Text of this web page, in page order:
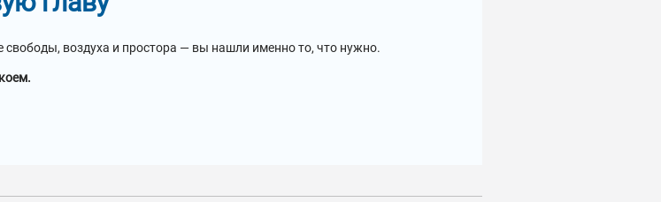
воздуха и простора — вы нашли именно то, что нужно.